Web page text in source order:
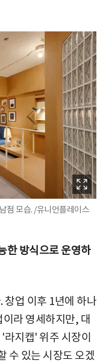
점 모습. /유니언플레이스
한 방식으로 운영하
창업 이후 1년에 하나
라 영세하지만, 대
지캡' 위주 시장이
수 있는 시장도 오겠